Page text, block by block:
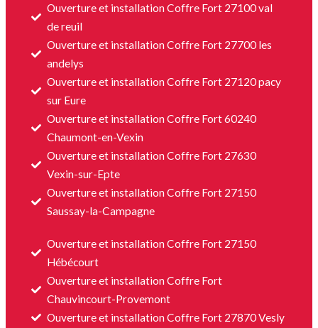
Ouverture et installation Coffre Fort 27100 val
de reuil
Ouverture et installation Coffre Fort 27700 les
andelys
Ouverture et installation Coffre Fort 27120 pacy
sur Eure
Ouverture et installation Coffre Fort 60240
Chaumont-en-Vexin
Ouverture et installation Coffre Fort 27630
Vexin-sur-Epte
Ouverture et installation Coffre Fort 27150
Saussay-la-Campagne
Ouverture et installation Coffre Fort 27150
Hébécourt
Ouverture et installation Coffre Fort
Chauvincourt-Provemont
Ouverture et installation Coffre Fort 27870 Vesly